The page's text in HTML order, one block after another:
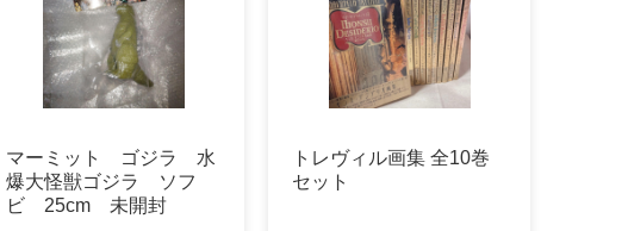
マーミット ゴジラ 水
爆大怪獣ゴジラ ソフ
ビ 25cm 未開封
トレヴィル画集 全10巻
セット